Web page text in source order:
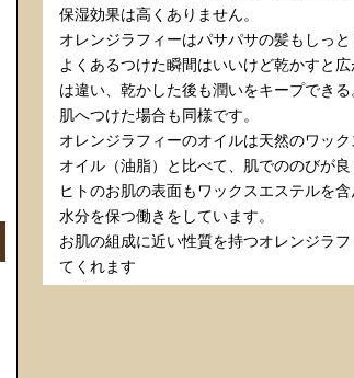
保湿効果は高くありません。
オレンジラフィーはパサパサの髪もしっ
よくあるつけた瞬間はいいけど乾かすと
は違い、乾かした後も潤いをキープできる
肌へつけた場合も同様です。
オレンジラフィーのオイルは天然のワッ
オイル（油脂）と比べて、肌でののびが
ヒトのお肌の表面もワックスエステルを
水分を保つ働きをしています。
お肌の組成に近い性質を持つオレンジラ
てくれます